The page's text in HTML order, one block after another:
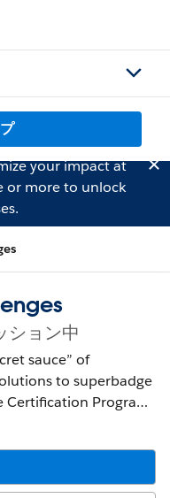
your impact at
or more to unlock
ション中
sauce” of
to superbadge
Certification Program
If the issue
Help case at